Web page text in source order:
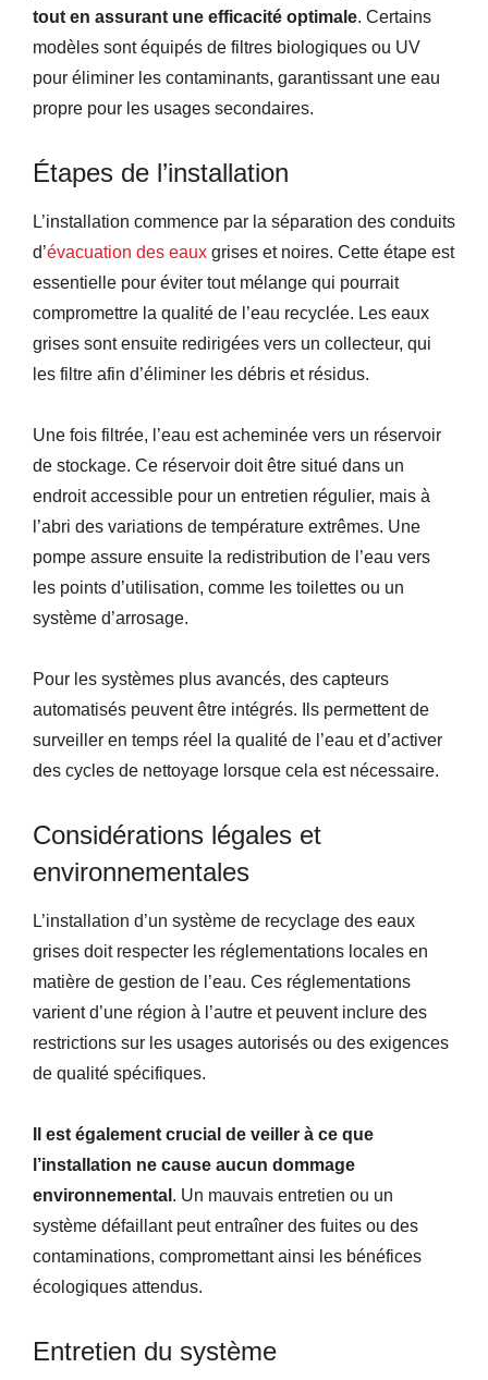
tout en assurant une efficacité optimale. Certains
modèles sont équipés de filtres biologiques ou UV
pour éliminer les contaminants, garantissant une eau
propre pour les usages secondaires.
Étapes de l’installation
L’installation commence par la séparation des conduits
d’évacuation des eaux grises et noires. Cette étape est
essentielle pour éviter tout mélange qui pourrait
compromettre la qualité de l’eau recyclée. Les eaux
grises sont ensuite redirigées vers un collecteur, qui
les filtre afin d’éliminer les débris et résidus.
Une fois filtrée, l’eau est acheminée vers un réservoir
de stockage. Ce réservoir doit être situé dans un
endroit accessible pour un entretien régulier, mais à
l’abri des variations de température extrêmes. Une
pompe assure ensuite la redistribution de l’eau vers
les points d’utilisation, comme les toilettes ou un
système d’arrosage.
Pour les systèmes plus avancés, des capteurs
automatisés peuvent être intégrés. Ils permettent de
surveiller en temps réel la qualité de l’eau et d’activer
des cycles de nettoyage lorsque cela est nécessaire.
Considérations légales et
environnementales
L’installation d’un système de recyclage des eaux
grises doit respecter les réglementations locales en
matière de gestion de l’eau. Ces réglementations
varient d’une région à l’autre et peuvent inclure des
restrictions sur les usages autorisés ou des exigences
de qualité spécifiques.
Il est également crucial de veiller à ce que
l’installation ne cause aucun dommage
environnemental . Un mauvais entretien ou un
système défaillant peut entraîner des fuites ou des
contaminations, compromettant ainsi les bénéfices
écologiques attendus.
Entretien du système